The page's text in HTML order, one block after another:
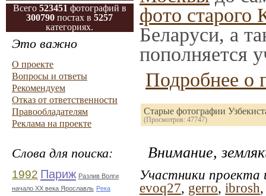
Всего 523451 фотографий в
300790 постах в5257
категориях.
Это важно
О проекте
Вопросы и ответы
Рекомендуем
Отказ от ответственности
Правообладателям
Реклама на проекте
Слова для поиска:
1992 Париж Разлив Волги
начало ХХ века Ярославль Река
фото старого
Беларуси, а
пополняется
Подробнее о
Старые фотографии
(Просмотров: 47747)
Внимание,
Участники проекта
evoq27, gerro, ibrosh